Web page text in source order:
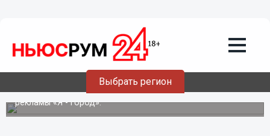
Выбрать регион
В наших силах сделать социальную
рекламу такой, как мы хотим, - Олег
В Нижнем Новгороде прошло первое заседание
экспертного совета городского проекта социальной
рекламы «Я - Город».